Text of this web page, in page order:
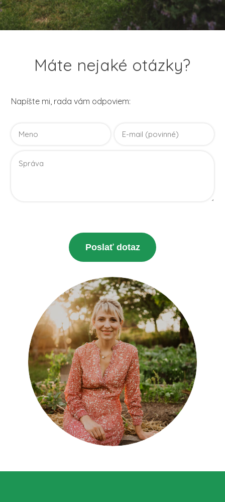
Máte nejaké otázky?
Napíšte mi, rada vám odpoviem:
Poslať dotaz